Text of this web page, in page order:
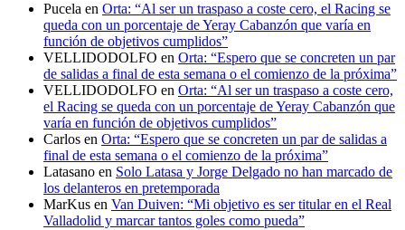
Pucela en Orta: “Al ser un traspaso a coste cero, el Racing se
queda con un porcentaje de Yeray Cabanzón que varía en
función de objetivos cumplidos”
VELLIDODOLFO en Orta: “Espero que se concreten un par
de salidas a final de esta semana o el comienzo de la próxima”
VELLIDODOLFO en Orta: “Al ser un traspaso a coste cero,
el Racing se queda con un porcentaje de Yeray Cabanzón que
varía en función de objetivos cumplidos”
Carlos en Orta: “Espero que se concreten un par de salidas a
final de esta semana o el comienzo de la próxima”
Latasano en Solo Latasa y Jorge Delgado no han marcado de
los delanteros en pretemporada
MarKus en Van Duiven: “Mi objetivo es ser titular en el Real
Valladolid y marcar tantos goles como pueda”